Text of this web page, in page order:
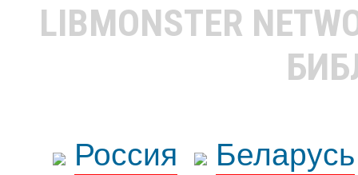
LIBMONSTER
Россия
Беларусь